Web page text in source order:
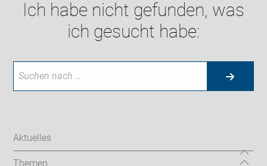
Ich habe nicht gefunden, was
ich gesucht habe:
Aktuelles
Themen